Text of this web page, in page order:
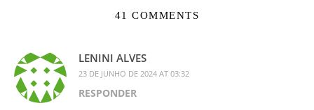
41 COMMENTS
LENINI ALVES
23 DE JUNHO DE 2024 AT 03:32
RESPONDER